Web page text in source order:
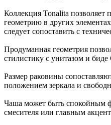
Коллекция Tonalita
геометрию в других
следует сопоставить с
Продуманная геометрия
стилистику с унитазом и биде
Размер раковины
положением зеркала и
Чаша может быть спокойным
смесителя или главным